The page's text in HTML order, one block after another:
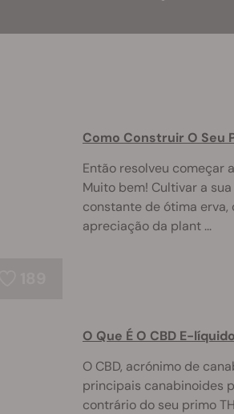
Como Construir O Seu
Então resolveu começar
Muito bem! Cultivar a
constante de ótima
apreciação da plant ...
O Que É O CBD E-
O CBD, acrónimo de
principais canabinoides
contrário do seu primo